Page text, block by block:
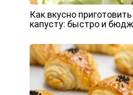
Как вкусно
капусту: быстро и